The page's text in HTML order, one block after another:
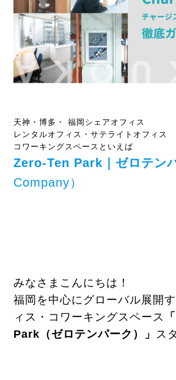
天神・博多・ 福岡シェアオフィス
レンタルオフィス・サテライトオフィス
コワーキングスペースといえば
Zero-Ten Park｜ゼロテン
Company）
みなさまこんにちは！
福岡を中心にグローバル展開
ィス・コワーキングスペース
Park（ゼロテンパーク）」
ス